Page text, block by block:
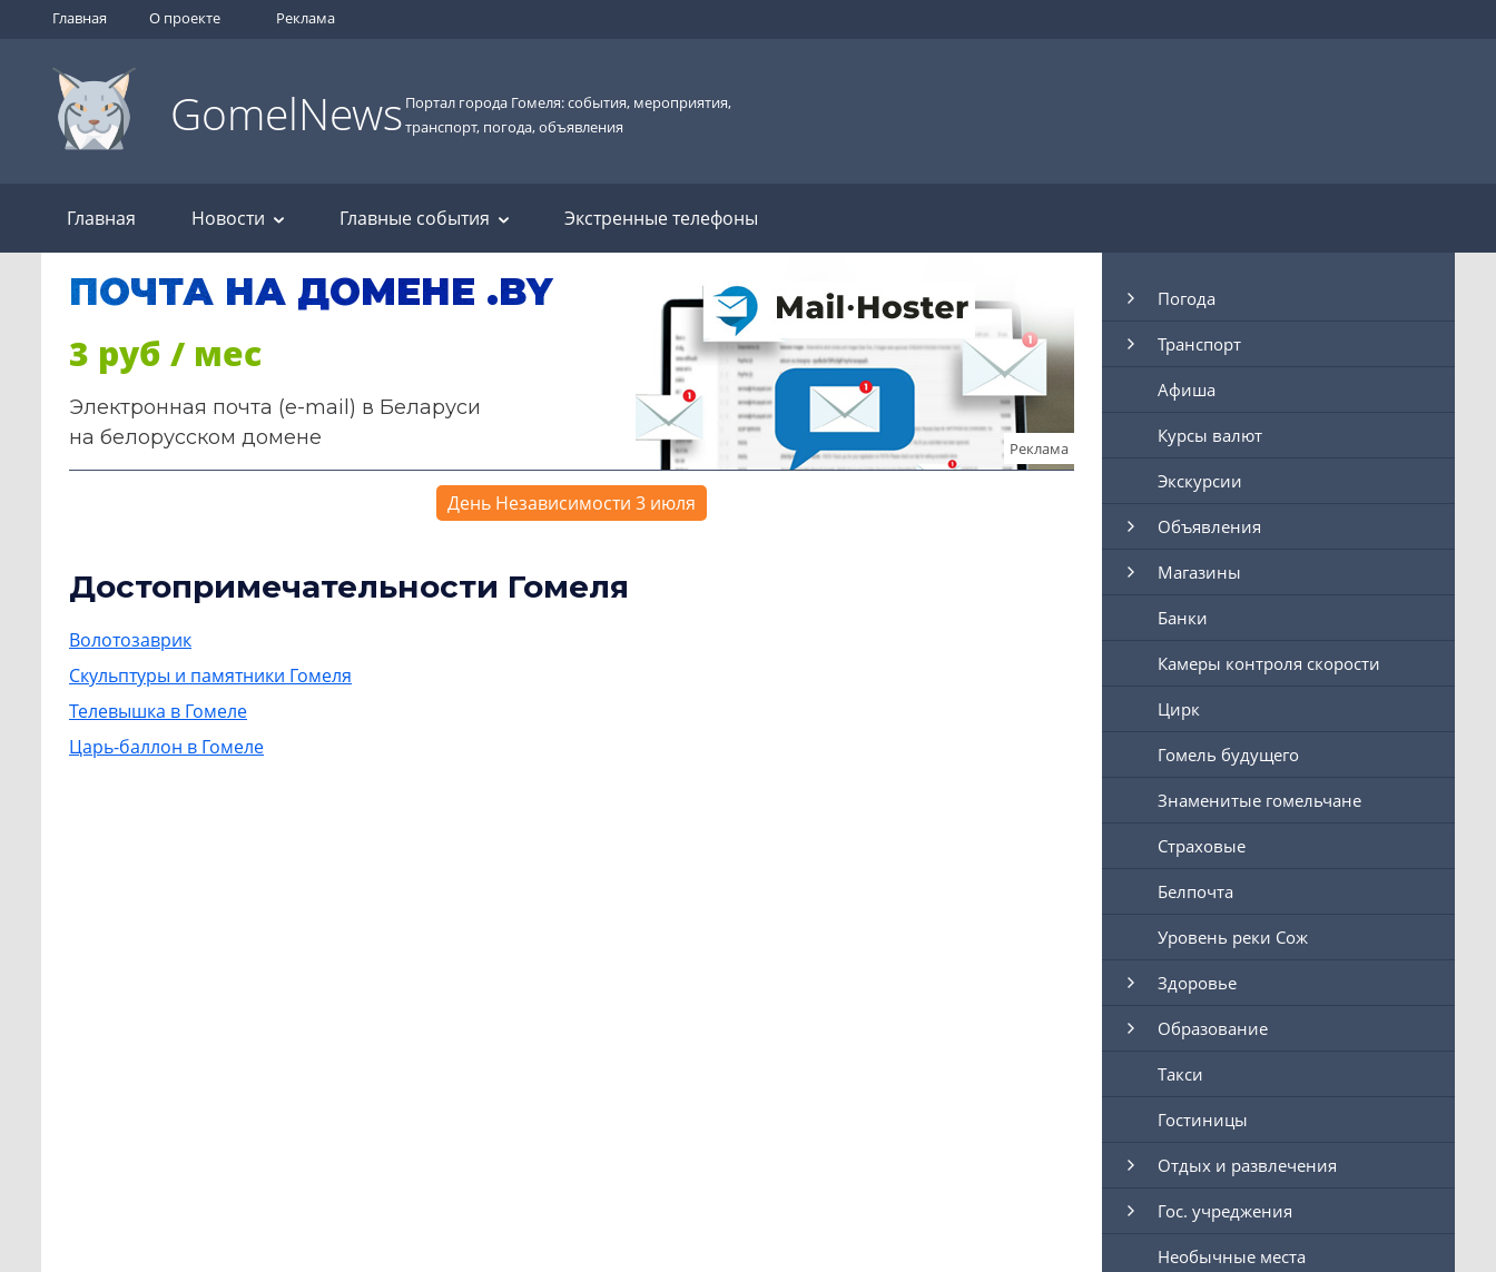
Главная О проекте Реклама
GomelNews Портал города Гомеля: события, мероприятия,
транспорт, погода, объявления
Главная Новости Главные события Экстренные телефоны
ПОЧТА НА ДОМЕНЕ .BY
3 руб / мес
Электронная почта (e-mail) в Беларуси
на белорусском домене
Реклама
День Независимости 3 июля
Достопримечательности Гомеля
Волотозаврик
Скульптуры и памятники Гомеля
Телевышка в Гомеле
Царь-баллон в Гомеле
Погода
Транспорт
Афиша
Курсы валют
Экскурсии
Объявления
Магазины
Банки
Камеры контроля скорости
Цирк
Гомель будущего
Знаменитые гомельчане
Страховые
Белпочта
Уровень реки Сож
Здоровье
Образование
Такси
Гостиницы
Отдых и развлечения
Гос. учреджения
Необычные места